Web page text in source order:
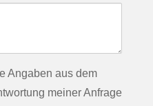
Angaben aus dem
meiner Anfrage